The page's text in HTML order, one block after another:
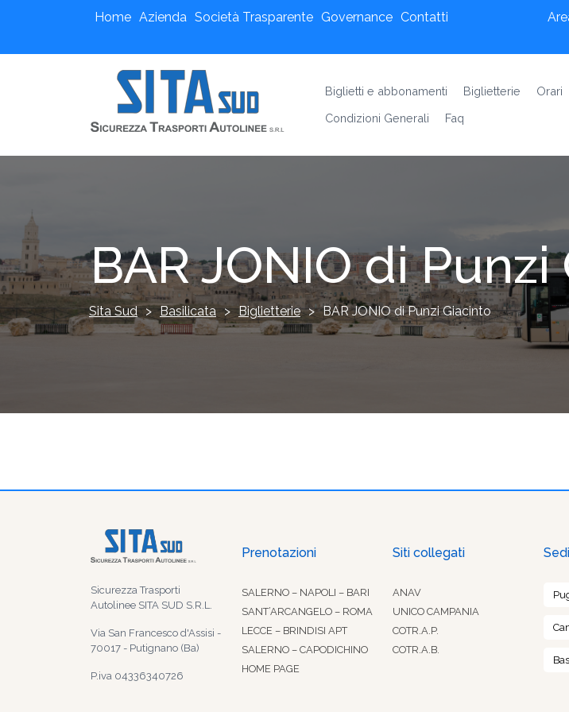
Home Azienda Società Trasparente Governance Contatti
Biglietti e abbonamenti Biglietterie Orari
Condizioni Generali
Faq
BAR JONIO di
Sita Sud > Basilicata > Biglietterie > BAR JONIO di Punzi Giacinto
Sicurezza Trasporti
Autolinee SITA SUD S.R.L.
Via San Francesco d'Assisi -
70017 - Putignano (Ba)
P.iva 04336340726
Prenotazioni
SALERNO – NAPOLI – BARI
SANT’ARCANGELO – ROMA
LECCE – BRINDISI APT
SALERNO – CAPODICHINO
HOME PAGE
Siti collegati
ANAV
UNICO CAMPANIA
COTR.A.P.
COTR.A.B.